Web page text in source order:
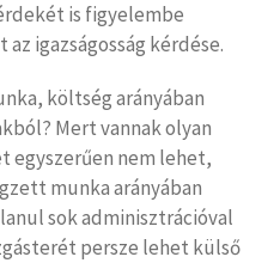
is figyelembe
igazságosság kérdése.
költség arányában
Mert vannak olyan
egyszerűen nem lehet,
munka arányában
sok adminisztrációval
persze lehet külső